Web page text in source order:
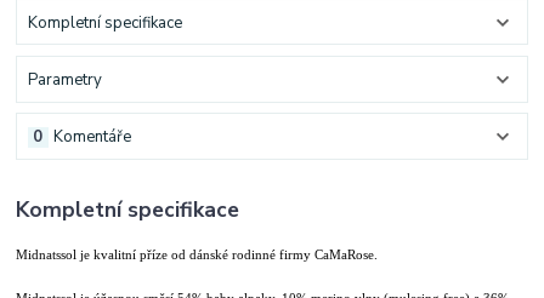
Kompletní specifikace
Parametry
Komentáře
0
Kompletní specifikace
Midnatssol je kvalitní příze od dánské rodinné firmy CaMaRose.